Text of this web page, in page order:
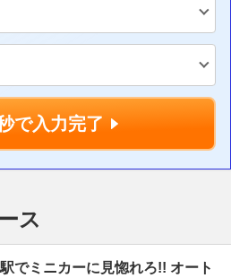
で入力完了
ス
でミニカーに見惚れろ!! オート